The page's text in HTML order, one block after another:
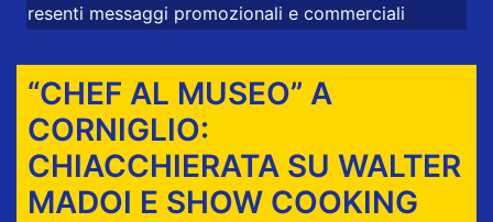
messaggi promozionali e commerciali
“CHEF AL MUSEO” A
CORNIGLIO:
CHIACCHIERATA SU WALTER
MADOI E SHOW COOKING